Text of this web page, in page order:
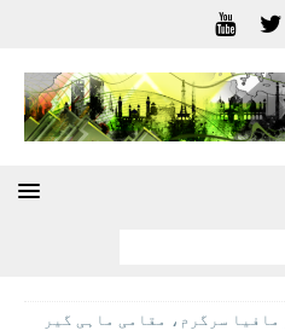
سرگرم، مقامی ماہی گیر